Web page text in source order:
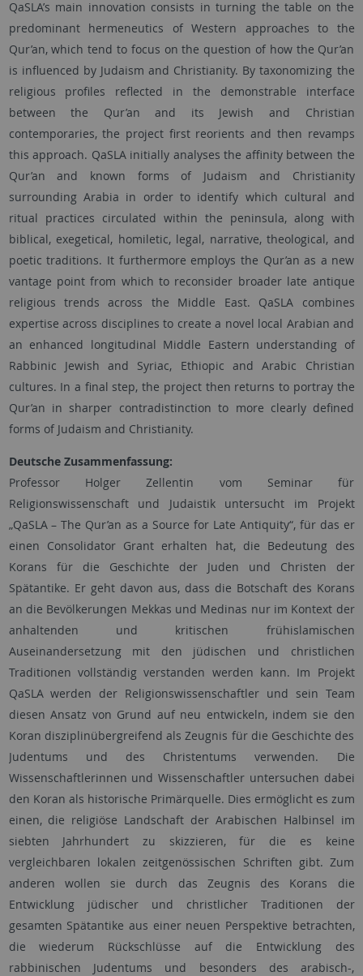
QaSLA’s main innovation consists in turning the table on the
predominant hermeneutics of Western approaches to the
Qur’an, which tend to focus on the question of how the Qur’an
is influenced by Judaism and Christianity. By taxonomizing the
religious profiles reflected in the demonstrable interface
between the Qur’an and its Jewish and Christian
contemporaries, the project first reorients and then revamps
this approach. QaSLA initially analyses the affinity between the
Qur’an and known forms of Judaism and Christianity
surrounding Arabia in order to identify which cultural and
ritual practices circulated within the peninsula, along with
biblical, exegetical, homiletic, legal, narrative, theological, and
poetic traditions. It furthermore employs the Qur’an as a new
vantage point from which to reconsider broader late antique
religious trends across the Middle East. QaSLA combines
expertise across disciplines to create a novel local Arabian and
an enhanced longitudinal Middle Eastern understanding of
Rabbinic Jewish and Syriac, Ethiopic and Arabic Christian
cultures. In a final step, the project then returns to portray the
Qur’an in sharper contradistinction to more clearly defined
forms of Judaism and Christianity.
Deutsche Zusammenfassung:
Professor Holger Zellentin vom Seminar für
Religionswissenschaft und Judaistik untersucht im Projekt
„QaSLA – The Qur’an as a Source for Late Antiquity“, für das er
einen Consolidator Grant erhalten hat, die Bedeutung des
Korans für die Geschichte der Juden und Christen der
Spätantike. Er geht davon aus, dass die Botschaft des Korans
an die Bevölkerungen Mekkas und Medinas nur im Kontext der
anhaltenden und kritischen frühislamischen
Auseinandersetzung mit den jüdischen und christlichen
Traditionen vollständig verstanden werden kann. Im Projekt
QaSLA werden der Religionswissenschaftler und sein Team
diesen Ansatz von Grund auf neu entwickeln, indem sie den
Koran disziplinübergreifend als Zeugnis für die Geschichte des
Judentums und des Christentums verwenden. Die
Wissenschaftlerinnen und Wissenschaftler untersuchen dabei
den Koran als historische Primärquelle. Dies ermöglicht es zum
einen, die religiöse Landschaft der Arabischen Halbinsel im
siebten Jahrhundert zu skizzieren, für die es keine
vergleichbaren lokalen zeitgenössischen Schriften gibt. Zum
anderen wollen sie durch das Zeugnis des Korans die
Entwicklung jüdischer und christlicher Traditionen der
gesamten Spätantike aus einer neuen Perspektive betrachten,
die wiederum Rückschlüsse auf die Entwicklung des
rabbinischen Judentums und besonders des arabisch-,